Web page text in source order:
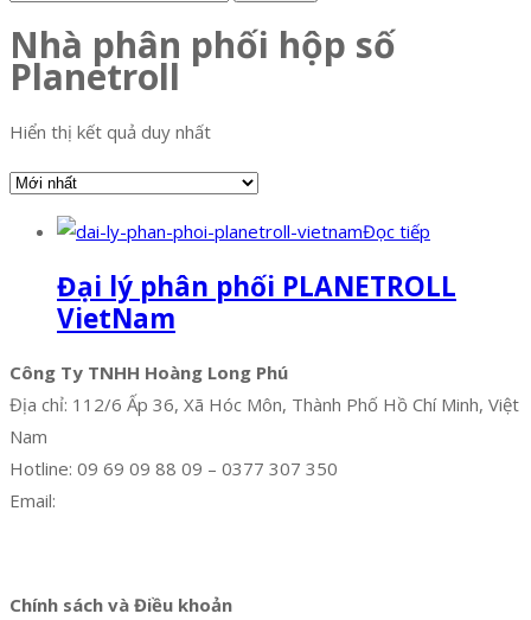
Nhà phân phối hộp số
Planetroll
Hiển thị kết quả duy nhất
Đọc tiếp
Đại lý phân phối PLANETROLL
VietNam
Công Ty TNHH Hoàng Long Phú
Địa chỉ: 112/6 Ấp 36, Xã Hóc Môn, Thành Phố Hồ Chí Minh, Việt
Nam
Hotline: 09 69 09 88 09 – 0377 307 350
Email:
Chính sách và Điều khoản